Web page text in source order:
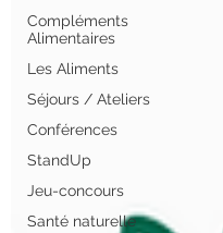
Compléments
Alimentaires
Les Aliments
Séjours / Ateliers
Conférences
StandUp
Jeu-concours
Santé naturelle